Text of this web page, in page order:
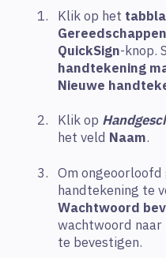
Klik op het
Gereedschappen
QuickSign-knop.
handtekening
Nieuwe
Klik op
het veld Naam.
Om
handtekening te
Wachtwoord
wachtwoord naar
te bevestigen.